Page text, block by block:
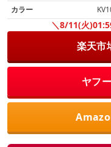
カラー
＼8/11(火
楽天市
ヤフ